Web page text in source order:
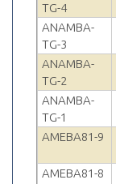
TG-4
ANAMBA-
TG-3
ANAMBA-
TG-2
ANAMBA-
TG-1
AMEBA81-9
AMEBA81-8